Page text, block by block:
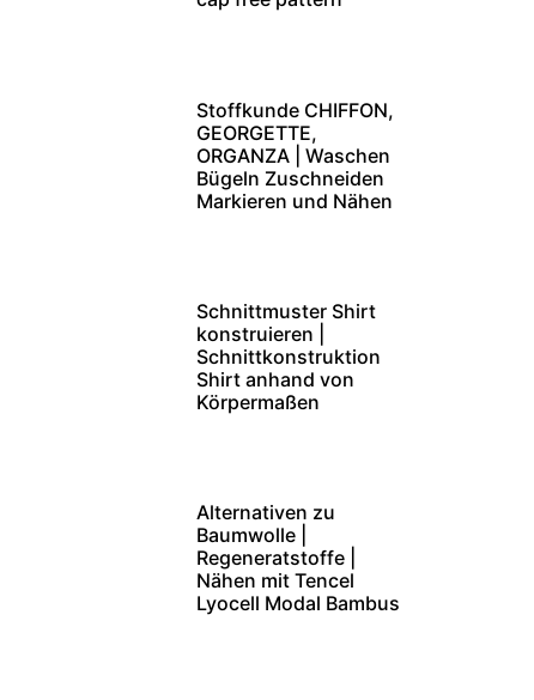
Stoffkunde CHIFFON,
GEORGETTE,
ORGANZA | Waschen
Bügeln Zuschneiden
Markieren und Nähen
Schnittmuster Shirt
konstruieren |
Schnittkonstruktion
Shirt anhand von
Körpermaßen
Alternativen zu
Baumwolle |
Regeneratstoffe |
Nähen mit Tencel
Lyocell Modal Bambus